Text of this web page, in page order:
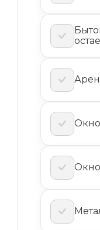
Окно
Окно